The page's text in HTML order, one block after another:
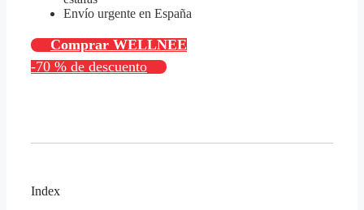
Envío urgente en España
Comprar WELLNEE
-70 % de descuento
Index